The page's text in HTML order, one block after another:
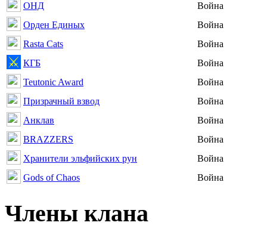
ОНД
Война
Орден Единых
Война
Rasta Cats
Война
КГБ
Война
Teutonic Award
Война
Призрачный взвод
Война
Анклав
Война
BRAZZERS
Война
Хранители эльфийских рун
Война
Gods of Chaos
Война
Члены клана